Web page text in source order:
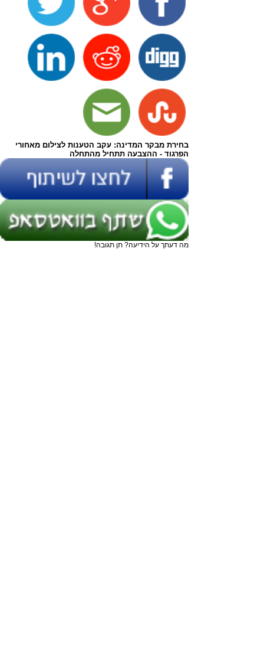
בחירת מבקר המדינה: עקב הטענות לצילום מאחורי
הפרגוד - ההצבעה תתחיל מהתחלה
מה דעתך על הידיעה? תן תגובה!